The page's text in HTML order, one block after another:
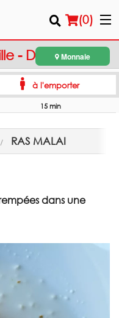
(0)
Rechercher
- Dollard-des-
Monnaie
à l'emporter
15 min
RAS MALAI
dans une